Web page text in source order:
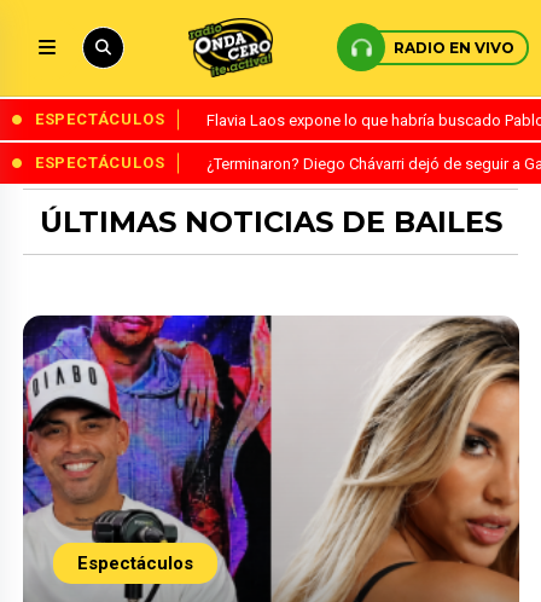
RADIO EN VIVO
ESPECTÁCULOS Flavia Laos expone lo que habría buscado
ESPECTÁCULOS ¿Terminaron? Diego Chávarri dejó de seguir a
ÚLTIMAS NOTICIAS DE BAILES
Espectáculos